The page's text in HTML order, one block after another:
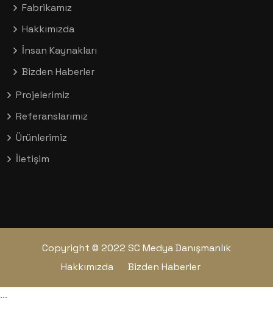
Fabrikamız
Hakkımızda
İnsan Kaynakları
Bizden Haberler
Projelerimiz
Referanslarımız
Ürünlerimiz
İletişim
Copyright © 2022 SC Medya Danışmanlık
Hakkımızda
Bizden Haberler
...